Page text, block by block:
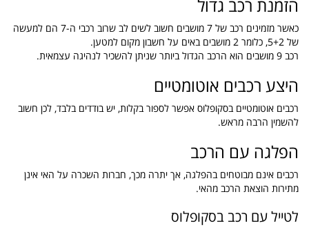
הזמנת רכב גדול
כאשר מזמינים רכב של 7 מושבים חשוב לשים לב שרוב רכבי ה-7 הם למעשה
של 5+2, כלומר 2 מושבים באים על חשבון מקום למטען.
רכב 9 מושבים הוא הרכב הגדול ביותר שניתן להשכיר לנהיגה עצמאית.
היצע רכבים אוטומטיים
רכבים אוטומטיים בסקופלוס אפשר לספור בקלות, יש בודדים בלבד, לכן חשוב
להשמין הרבה מראש.
הפלגה עם הרכב
רכבים אינם מבוטחים בהפלגה, אך יתרה מכך, חברות השכרה על האי אינן
מתירות הוצאת הרכב מהאי.
לטייל עם רכב בסקופלוס